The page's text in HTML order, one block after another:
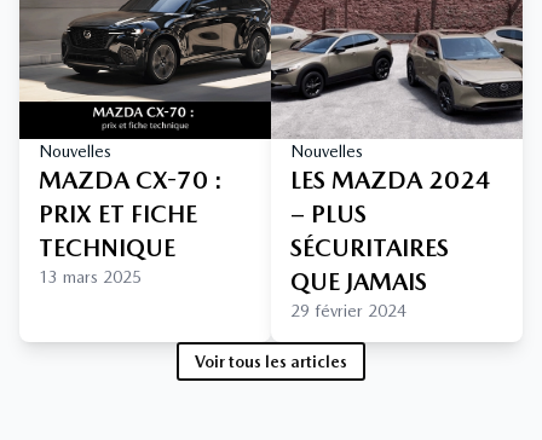
Nouvelles
MAZDA CX-70 :
PRIX ET FICHE
TECHNIQUE
13 mars 2025
Nouvelles
LES MAZDA 2024
– PLUS
SÉCURITAIRES
QUE JAMAIS
29 février 2024
Voir tous les articles